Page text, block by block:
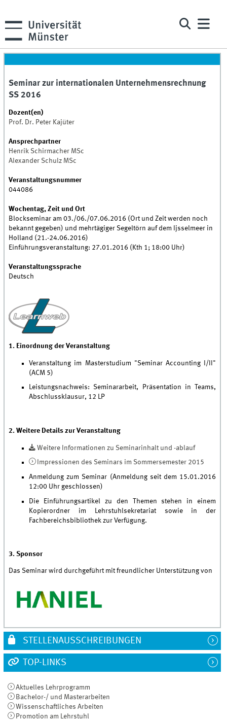
Seminar zur internationalen Unternehmensrechnung
SS 2016
Dozent(en)
Prof. Dr. Peter Kajüter
Ansprechpartner
Henrik Schirmacher MSc
Alexander Schulz MSc
Veranstaltungsnummer
044086
Wochentag, Zeit und Ort
Blockseminar am 03./06./07.06.2016 (Ort und Zeit werden noch
bekannt gegeben) und mehrtägiger Segeltörn auf dem Ijsselmeer in
Holland (21.-24.06.2016)
Einführungsveranstaltung: 27.01.2016 (Kth 1; 18:00 Uhr)
Veranstaltungssprache
Deutsch
1. Einordnung der Veranstaltung
Veranstaltung im Masterstudium "Seminar Accounting I/II"
(ACM 5)
Leistungsnachweis: Seminararbeit, Präsentation in Teams,
Abschlussklausur, 12 LP
2. Weitere Details zur Veranstaltung
Weitere Informationen zu Seminarinhalt und -ablauf
Impressionen des Seminars im Sommersemester 2015
Anmeldung zum Seminar (Anmeldung seit dem 15.01.2016
12:00 Uhr geschlossen)
Die Einführungsartikel zu den Themen stehen in einem
Kopierordner im Lehrstuhlsekretariat sowie in der
Fachbereichsbibliothek zur Verfügung.
3. Sponsor
Das Seminar wird durchgeführt mit freundlicher Unterstützung von
STELLENAUSSCHREIBUNGEN
TOP-LINKS
Aktuelles Lehrprogramm
Bachelor-/ und Masterarbeiten
Wissenschaftliches Arbeiten
Promotion am Lehrstuhl